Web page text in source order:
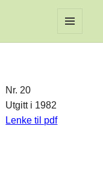
MENY
Nr. 20
Utgitt i 1982
Lenke til pdf